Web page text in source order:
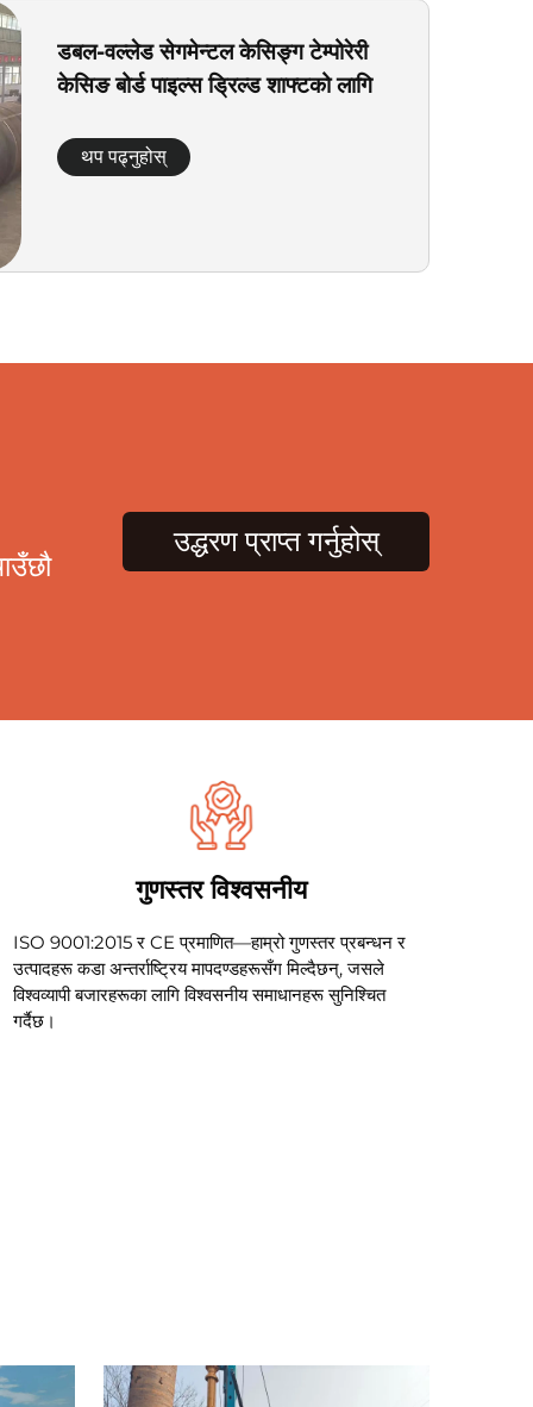
डबल-वल्लेड सेगमेन्टल केसिङ्ग टेम्पोरेरी
केसिङ बोर्ड पाइल्स ड्रिल्ड शाफ्टको लागि
थप पढ्नुहोस्
उद्धरण प्राप्त गर्नुहोस्
गुणस्तर विश्वसनीय
ISO 9001:2015 र CE प्रमाणित—हाम्रो गुणस्तर प्रबन्धन र
उत्पादहरू कडा अन्तर्राष्ट्रिय मापदण्डहरूसँग मिल्दैछन्, जसले
विश्वव्यापी बजारहरूका लागि विश्वसनीय समाधानहरू सुनिश्चित
गर्दैछ।